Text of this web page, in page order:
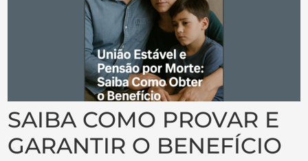
SAIBA COMO PROVAR E
GARANTIR O BENEFÍCIO